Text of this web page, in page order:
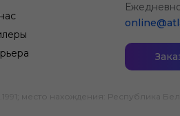
место нахождения: Республика